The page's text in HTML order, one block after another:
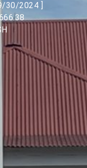
30/2024 ]